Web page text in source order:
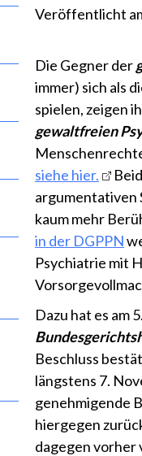
Veröffentlicht
Die Gegner der
immer) sich als
spielen, zeigen
gewaltfreien
siehe hier.
argumentativen
kaum mehr
in der DGPPN
Psychiatrie mit
Dazu hat es am
Beschluss
längstens 7.
genehmigende
hiergegen
dagegen